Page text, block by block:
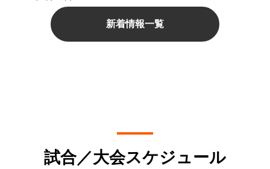
新着情報一覧
試合／大会スケジュール